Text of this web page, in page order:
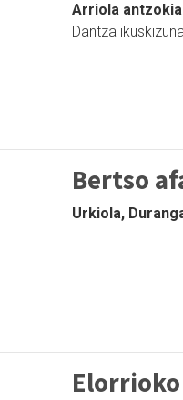
Arriola
Dantza
Bertso
Urkiola,